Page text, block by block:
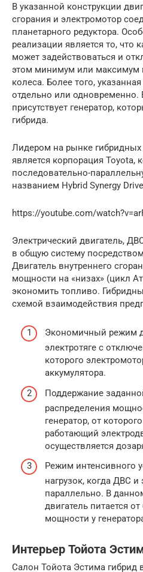
В указанной конструкции
сгорания и электромотор
планетарного редуктора.
реализации является то, что
может задействоваться и
этом минимум или максимум
колеса. Более того,
отдельно или одновременно.
присутствует генератор,
гибрида.
Лидером на рынке гибридных
является корпорация Toyota,
последовательно-
названием Hybrid Synergy
https://youtube.com/
Электрический двигатель,
в общую систему
Двигатель внутреннего
мощности на «низах» (цикл
экономить топливо.
схемой взаимодействия
Экономичный режим
электротяге с
которого
аккумулятора.
Поддержание
распределения
генератор, от
работающий
осуществляется
Режим интенсивного
нагрузок, когда ДВС
параллельно. В
двигатель питается
мощности у
Интерьер Тойота
Салон Тойота Эстима гибрид